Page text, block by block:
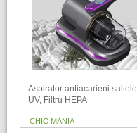
Aspirator antiacarieni saltele,
UV, Filtru HEPA
CHIC MANIA